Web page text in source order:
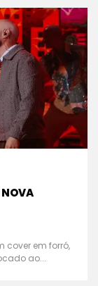
NOVA
cover em forró,
ao...